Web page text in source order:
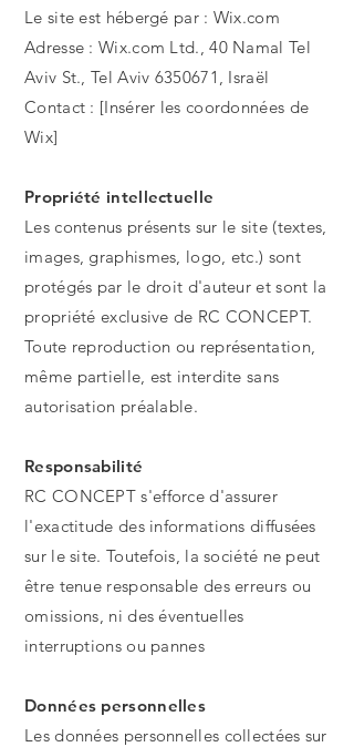
Le site est hébergé par : Wix.com
Adresse : Wix.com Ltd., 40 Namal Tel
Aviv St., Tel Aviv 6350671, Israël
Contact : [Insérer les coordonnées de
Wix]
Propriété intellectuelle
Les contenus présents sur le site (textes,
images, graphismes, logo, etc.) sont
protégés par le droit d'auteur et sont la
propriété exclusive de RC CONCEPT.
Toute reproduction ou représentation,
même partielle, est interdite sans
autorisation préalable.
Responsabilité
RC CONCEPT s'efforce d'assurer
l'exactitude des informations diffusées
sur le site. Toutefois, la société ne peut
être tenue responsable des erreurs ou
omissions, ni des éventuelles
interruptions ou pannes
Données personnelles
Les données personnelles collectées sur